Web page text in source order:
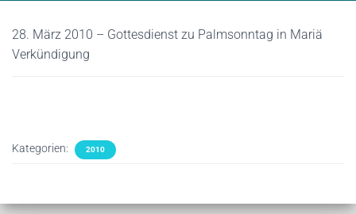
28. März 2010 – Gottesdienst zu Palmsonntag in Mariä
Verkündigung
Kategorien: 2010